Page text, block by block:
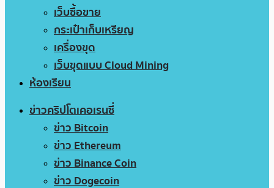
เว็บซื้อขาย
กระเป๋าเก็บเหรียญ
เครื่องขุด
เว็บขุดแบบ Cloud Mining
ห้องเรียน
ข่าวคริปโตเคอเรนซี่
ข่าว Bitcoin
ข่าว Ethereum
ข่าว Binance Coin
ข่าว Dogecoin